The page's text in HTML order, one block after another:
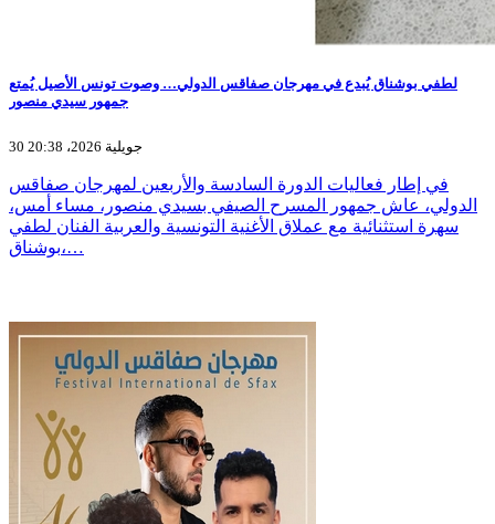
لطفي بوشناق يُبدع في مهرجان صفاقس الدولي… وصوت تونس الأصيل يُمتع
جمهور سيدي منصور
30 جويلية 2026، 20:38
في إطار فعاليات الدورة السادسة والأربعين لمهرجان صفاقس
الدولي، عاش جمهور المسرح الصيفي بسيدي منصور، مساء أمس،
سهرة استثنائية مع عملاق الأغنية التونسية والعربية الفنان لطفي
بوشناق،…